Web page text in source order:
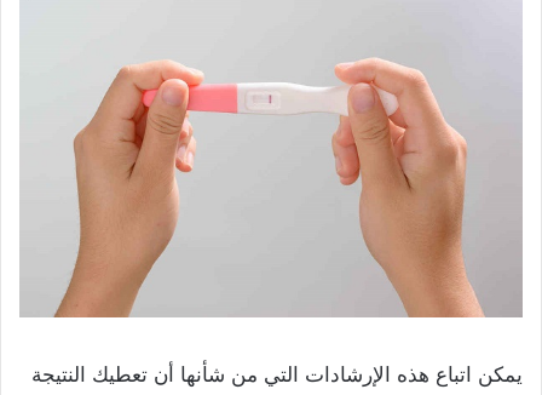
يمكن اتباع هذه الإرشادات التي من شأنها أن تعطيك النتيجة